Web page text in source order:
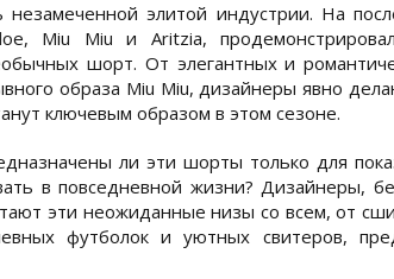
незамеченной элитой индустрии. На
Miu Miu и Aritzia,
шорт. От элегантных и
образа Miu Miu, дизайнеры явно
ключевым образом в этом сезоне.
ли эти шорты только для
в повседневной жизни? Дизайнеры,
эти неожиданные низы со всем, от
футболок и уютных свитеров,